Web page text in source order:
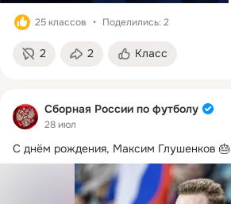
25 классов Поделились: 2
2 2 Класс
Сборная России по футболу
28 июл
С днём рождения, Максим Глушенков 🎂